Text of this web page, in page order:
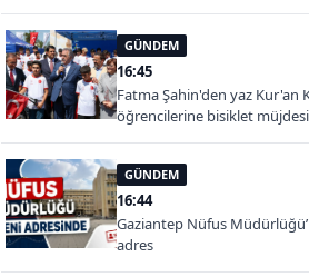
GÜNDEM
16:45
Fatma Şahin'den yaz Kur'an
öğrencilerine bisiklet müjdesi
GÜNDEM
16:44
Gaziantep Nüfus
adres